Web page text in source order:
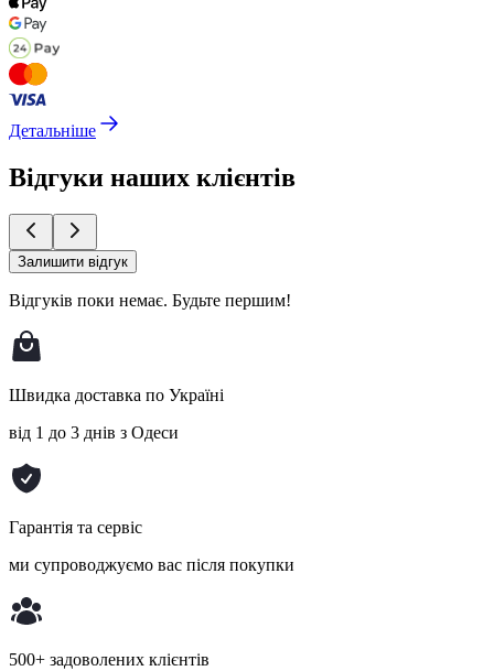
Детальніше
Відгуки наших клієнтів
Залишити відгук
Відгуків поки немає. Будьте першим!
Швидка доставка по Україні
від 1 до 3 днів з Одеси
Гарантія та сервіс
ми супроводжуємо вас після покупки
500+ задоволених клієнтів